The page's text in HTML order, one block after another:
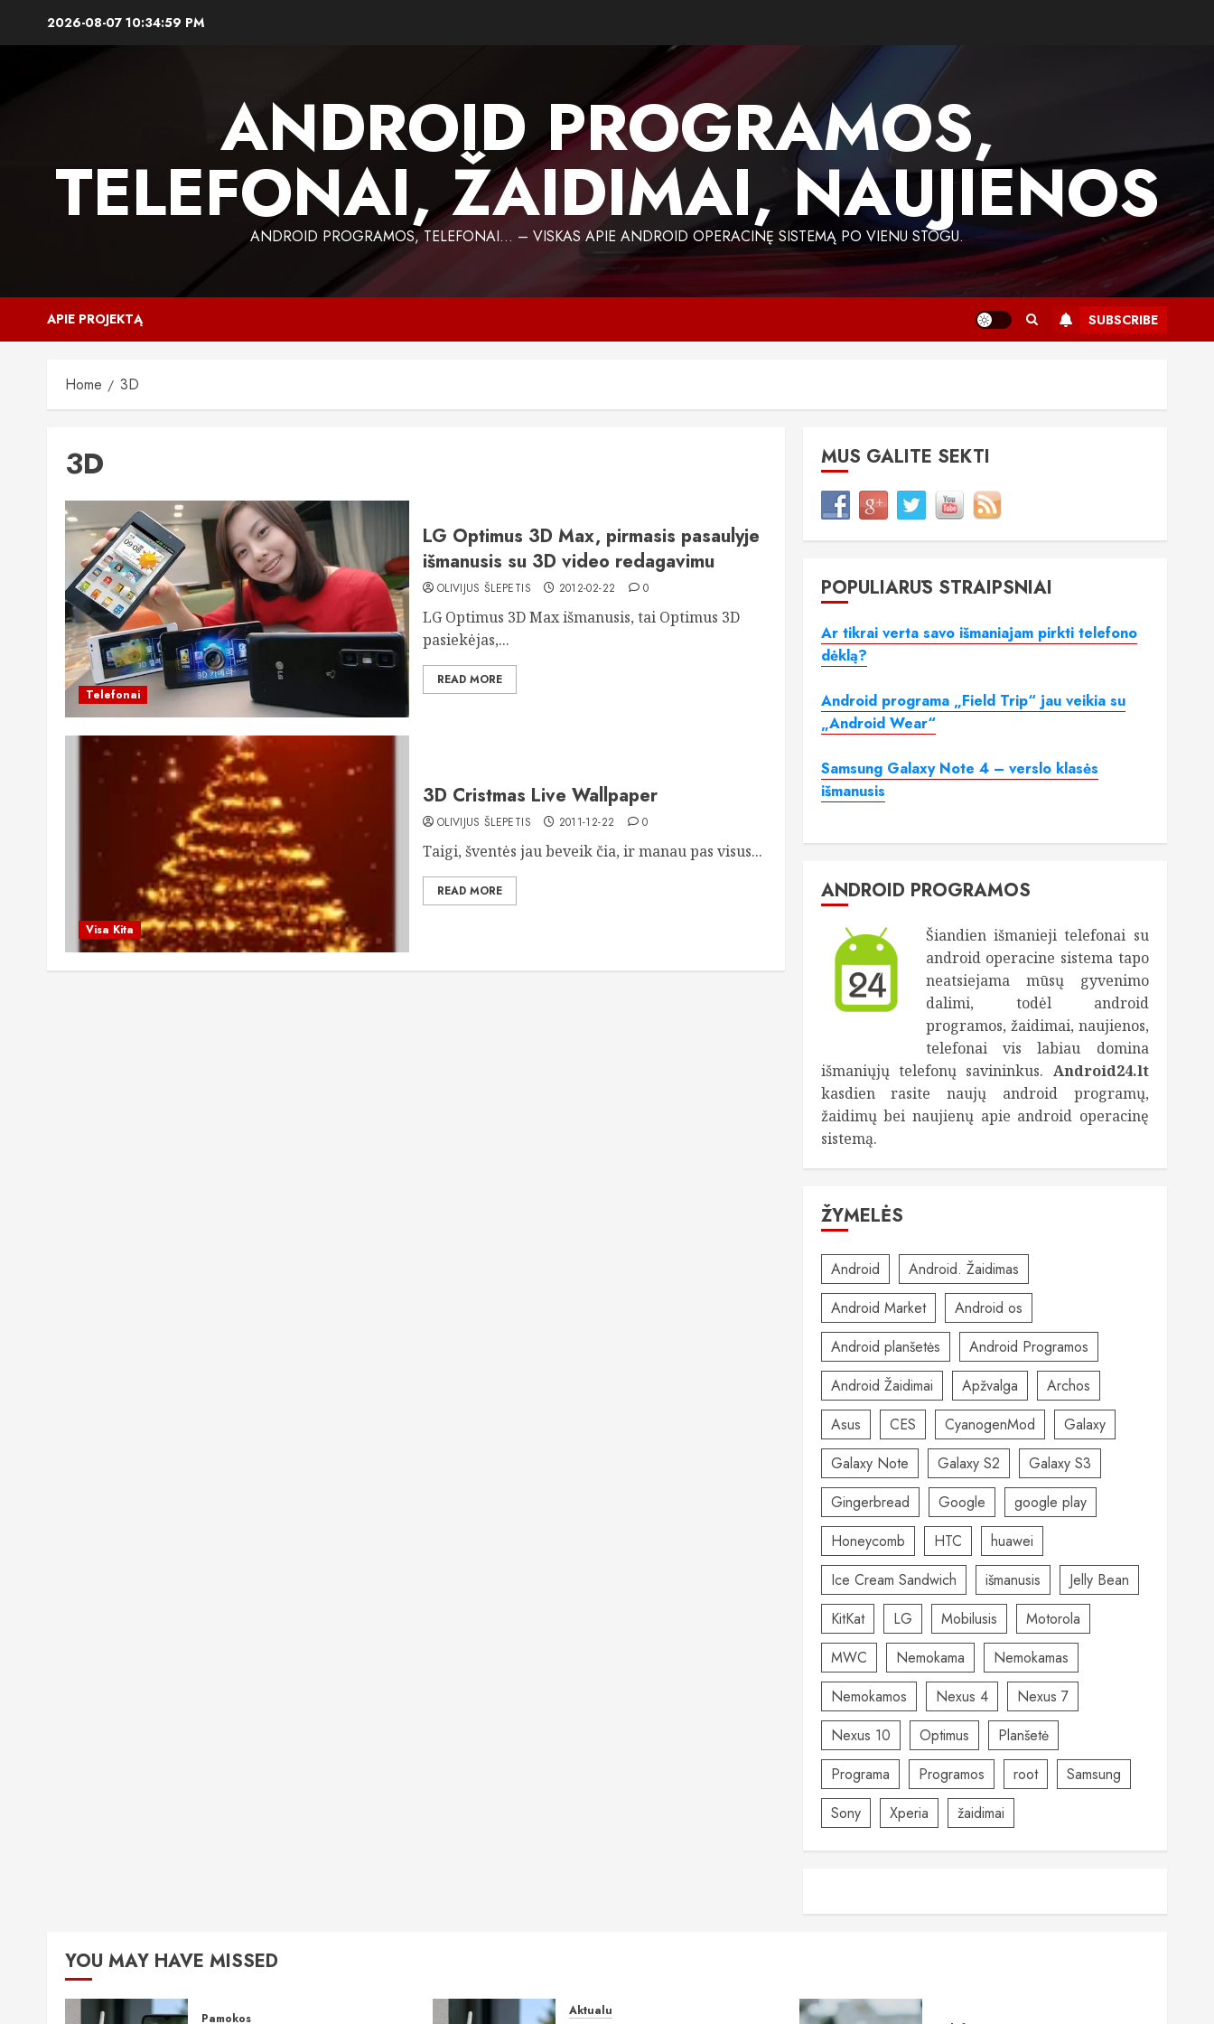
2026-08-07 10:35:00 PM
ANDROID PROGRAMOS,
TELEFONAI, ŽAIDIMAI, NAUJIENOS
ANDROID PROGRAMOS, TELEFONAI… – VISKAS APIE ANDROID OPERACINĘ SISTEMĄ PO VIENU STOGU.
APIE PROJEKTĄ SUBSCRIBE
Home 3D
3D
Telefonai
LG Optimus 3D Max, pirmasis pasaulyje
išmanusis su 3D video redagavimu
OLIVIJUS ŠLEPETIS 2012-02-22 0
LG Optimus 3D Max išmanusis, tai Optimus 3D
pasiekėjas,...
READ MORE
Visa Kita
3D Cristmas Live Wallpaper
OLIVIJUS ŠLEPETIS 2011-12-22 0
Taigi, šventės jau beveik čia, ir manau pas visus...
READ MORE
MUS GALITE SEKTI
POPULIARŪS STRAIPSNIAI
Ar tikrai verta savo išmaniajam pirkti telefono
dėklą?
Android programa „Field Trip“ jau veikia su
„Android Wear“
Samsung Galaxy Note 4 – verslo klasės
išmanusis
ANDROID PROGRAMOS
Šiandien išmanieji telefonai su
android operacine sistema tapo
neatsiejama mūsų gyvenimo
dalimi, todėl android
programos, žaidimai, naujienos,
telefonai vis labiau domina
išmaniųjų telefonų savininkus. Android24.lt
kasdien rasite naujų android programų,
žaidimų bei naujienų apie android operacinę
sistemą.
ŽYMELĖS
Android
Android. Žaidimas
Android Market
Android os
Android planšetės
Android Programos
Android Žaidimai
Apžvalga
Archos
Asus
CES CyanogenMod
Galaxy
Galaxy Note
Galaxy S2
Galaxy S3
Gingerbread
Google
google play
Honeycomb
HTC
huawei
Ice Cream Sandwich
išmanusis
Jelly Bean
KitKat
LG Mobilusis
Motorola
MWC
Nemokama
Nemokamas
Nemokamos
Nexus 4
Nexus 7
Nexus 10
Optimus
Planšetė
Programa
Programos root
Samsung
Sony
Xperia žaidimai
YOU MAY HAVE MISSED
Pamokos Aktualu